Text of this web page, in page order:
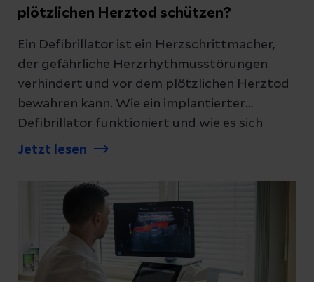
plötzlichen Herztod schützen?
Ein Defibrillator ist ein Herzschrittmacher,
der gefährliche Herzrhythmusstörungen
verhindert und vor dem plötzlichen Herztod
bewahren kann. Wie ein implantierter
Defibrillator funktioniert und wie es sich
damit lebt, erklären wir Ihnen.
Jetzt lesen